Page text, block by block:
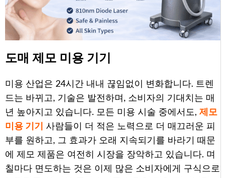
도매 제모 미용 기기
미용 산업은 24시간 내내 끊임없이 변화합니다. 트렌
드는 바뀌고, 기술은 발전하며, 소비자의 기대치는 매
년 높아지고 있습니다. 모든 미용 시술 중에서도, 제모
미용 기기
사람들이 더 적은 노력으로 더 매끄러운 피
부를 원하고, 그 효과가 오래 지속되기를 바라기 때문
에 제모 제품은 여전히 시장을 장악하고 있습니다. 며
칠마다 면도하는 것은 이제 많은 소비자에게 구식으로